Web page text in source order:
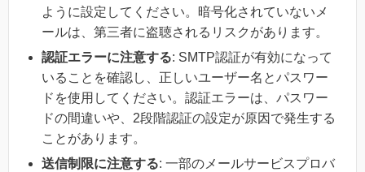
ように設定してください。暗号化されていないメ
ールは、第三者に盗聴されるリスクがあります。
認証エラーに注意する: SMTP認証が有効になって
いることを確認し、正しいユーザー名とパスワー
ドを使用してください。認証エラーは、パスワー
ドの間違いや、2段階認証の設定が原因で発生する
ことがあります。
送信制限に注意する: 一部のメールサービスプロバ